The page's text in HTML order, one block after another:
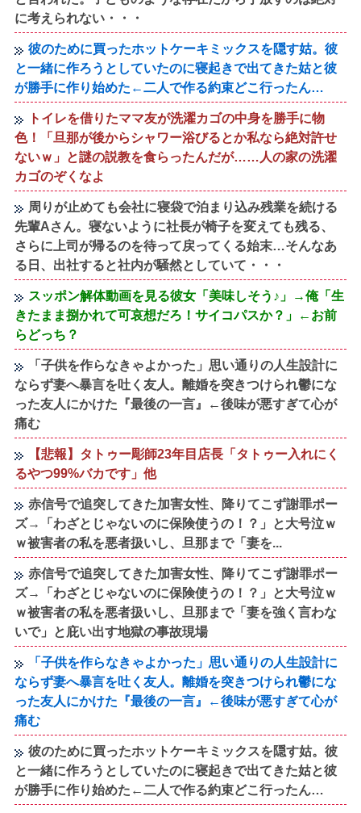
に考えられない・・・
彼のために買ったホットケーキミックスを隠す姑。彼
と一緒に作ろうとしていたのに寝起きで出てきた姑と彼
が勝手に作り始めた←二人で作る約束どこ行ったん…
トイレを借りたママ友が洗濯カゴの中身を勝手に物
色！「旦那が後からシャワー浴びるとか私なら絶対許せ
ないｗ」と謎の説教を食らったんだが……人の家の洗濯
カゴのぞくなよ
周りが止めても会社に寝袋で泊まり込み残業を続ける
先輩Aさん。寝ないように社長が椅子を変えても残る、
さらに上司が帰るのを待って戻ってくる始末…そんなあ
る日、出社すると社内が騒然としていて・・・
スッポン解体動画を見る彼女「美味しそう♪」→俺「生
きたまま捌かれて可哀想だろ！サイコパスか？」←お前
らどっち？
「子供を作らなきゃよかった」思い通りの人生設計に
ならず妻へ暴言を吐く友人。離婚を突きつけられ鬱にな
った友人にかけた『最後の一言』←後味が悪すぎて心が
痛む
【悲報】タトゥー彫師23年目店長「タトゥー入れにく
るやつ99%バカです」他
赤信号で追突してきた加害女性、降りてこず謝罪ポー
ズ→「わざとじゃないのに保険使うの！？」と大号泣ｗ
ｗ被害者の私を悪者扱いし、旦那まで「妻を...
赤信号で追突してきた加害女性、降りてこず謝罪ポー
ズ→「わざとじゃないのに保険使うの！？」と大号泣ｗ
ｗ被害者の私を悪者扱いし、旦那まで「妻を強く言わな
いで」と庇い出す地獄の事故現場
「子供を作らなきゃよかった」思い通りの人生設計に
ならず妻へ暴言を吐く友人。離婚を突きつけられ鬱にな
った友人にかけた『最後の一言』←後味が悪すぎて心が
痛む
彼のために買ったホットケーキミックスを隠す姑。彼
と一緒に作ろうとしていたのに寝起きで出てきた姑と彼
が勝手に作り始めた←二人で作る約束どこ行ったん…